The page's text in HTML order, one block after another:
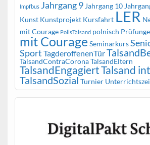
Impfbus Jahrgang 9 Jahrgang 10
Kunst Kunstprojekt Kursfahrt LER
mit Courage PolisTalsand polnisch
mit Courage Seminarkurs
Sport TagderoffenenTür
TalsandContraCoronaTalsandEltern
TalsandEngagiertTalsand
TalsandSozial Turnier